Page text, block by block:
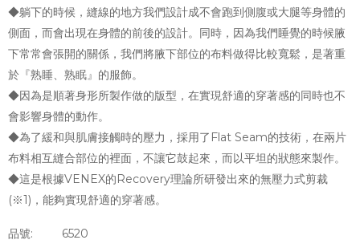
◆躺下的時候，縫線的地方我們設計成不會跑到側腹或大腿等身體的
側面，而會出現在身體的前後的設計。同時，因為我們睡覺的時候腋
下常常會張開的關係，我們將腋下部位的布料做得比較寬鬆，是著重
於『熟睡、熟眠』的服飾。
◆因為是順著身形所製作做的版型，在實現舒適的穿著感的同時也不
會影響身體的動作。
◆為了緩和與肌膚接觸時的壓力，採用了Flat Seam的技術，在兩片
布料相互縫合部位的裡面，不讓它鼓起來，而以平坦的狀態來製作。
◆這是根據VENEX的Recovery理論所研發出來的無壓力式剪裁
(※1)，能夠實現舒適的穿著感。
品號: 6520